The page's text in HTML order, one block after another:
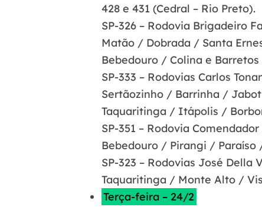
428 e 431 (Cedral – Rio Preto).
SP-326 – Rodovia Brigadeiro
Matão / Dobrada / Santa
Bebedouro / Colina e
SP-333 – Rodovias Carlos
Sertãozinho / Barrinha /
Taquaritinga / Itápolis /
SP-351 – Rodovia
Bebedouro / Pirangi / Paraíso
SP-323 – Rodovias José Della
Taquaritinga / Monte Alto /
Terça-feira – 24/2